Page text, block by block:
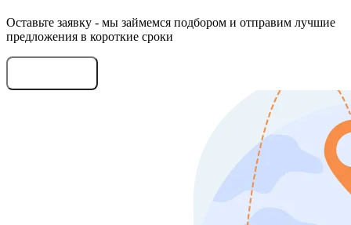
Оставьте заявку - мы займемся подбором и отправим лучшие
предложения в короткие сроки